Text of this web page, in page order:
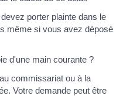
porter plainte dans le
même si vous avez déposé
d'une main courante ?
commissariat ou à la
Votre demande peut être